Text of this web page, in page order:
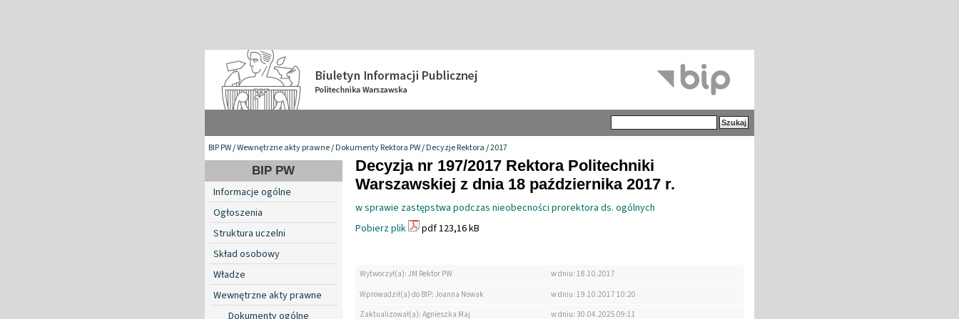
BIP PW/Wewnętrzne akty prawne/Dokumenty Rektora PW/Decyzje Rektora/2017
BIP PW
Informacje ogólne
Ogłoszenia
Struktura uczelni
Skład osobowy
Władze
Wewnętrzne akty prawne
Dokumenty ogólne
Decyzja nr 197/2017 Rektora Politechniki
Warszawskiej z dnia 18 października 2017 r.
w sprawie zastępstwa podczas nieobecności prorektora ds. ogólnych
Pobierz plik
pdf 123,16 kB
Wytworzył(a): JM Rektor PW
w dniu: 18.10.2017
Wprowadził(a) do BIP: Joanna Nowak
w dniu: 19.10.2017 10:20
Zaktualizował(a): Agnieszka Maj
w dniu: 30.04.2025 09:11